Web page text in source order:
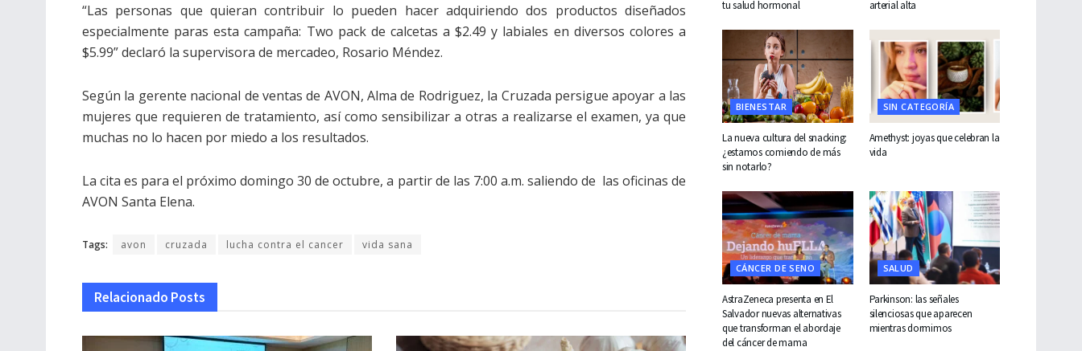
“Las personas que quieran contribuir lo pueden hacer adquiriendo dos productos diseñados
especialmente paras esta campaña: Two pack de calcetas a $2.49 y labiales en diversos colores a
$5.99” declaró la supervisora de mercadeo, Rosario Méndez.
Según la gerente nacional de ventas de AVON, Alma de Rodriguez, la Cruzada persigue apoyar a las
mujeres que requieren de tratamiento, así como sensibilizar a otras a realizarse el examen, ya que
muchas no lo hacen por miedo a los resultados.
La cita es para el próximo domingo 30 de octubre, a partir de las 7:00 a.m. saliendo de las oficinas de
AVON Santa Elena.
Tags: avon cruzada lucha contra el cancer vida sana
Relacionado Posts
tu salud hormonal
arterial alta
BIENESTAR
La nueva cultura del snacking:
¿estamos comiendo de más
sin notarlo?
SIN CATEGORÍA
Amethyst: joyas que celebran la
vida
CÁNCER DE SENO
AstraZeneca presenta en El
Salvador nuevas alternativas
que transforman el abordaje
del cáncer de mama
SALUD
Parkinson: las señales
silenciosas que aparecen
mientras dormimos